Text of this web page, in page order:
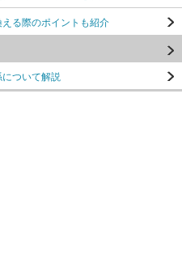
る際のポイントも紹介
ついて解説